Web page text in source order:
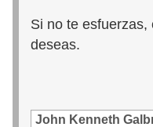
Si no te
deseas.
John Kenneth